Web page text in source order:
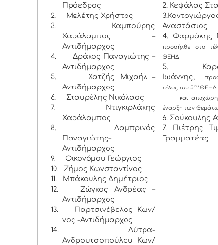
Πρόεδρος
2.
Μελέτης Χρήστος
3.
Καμπούρης
Χαράλαμπος –
Αντιδήμαρχος
4.
Δράκος Παναγιώτης –
Αντιδήμαρχος
5.
Χατζής Μιχαήλ –
Αντιδήμαρχος
6.
Σταυρέλης Νικόλαος
7.
Ντιγκιρλάκης
Χαράλαμπος
8.
Λαμπρινός
Παναγιώτης–
Αντιδήμαρχος
9.
Οικονόμου Γεώργιος
10.
Ζήμος Κωνσταντίνος
11.
Μπάκουλης Δημήτριος
12.
Ζώγκος Ανδρέας –
Αντιδήμαρχος
13.
Παρτσινέβελος Κων/
νος -Αντιδήμαρχος
14.
Λύτρα-
Ανδρουτσοπούλου Κων/
2. Κεφάλας
Αναστάσιος
4. Φαρμάκης
προσήλθε στο
ΘΕΗΔ
5.
Ιωάννης,
τέλος του 5ου ΘΕΗΔ
και
έναρξη των
6. Σούκουλης
7. Πιέτρης
Γραμματέας